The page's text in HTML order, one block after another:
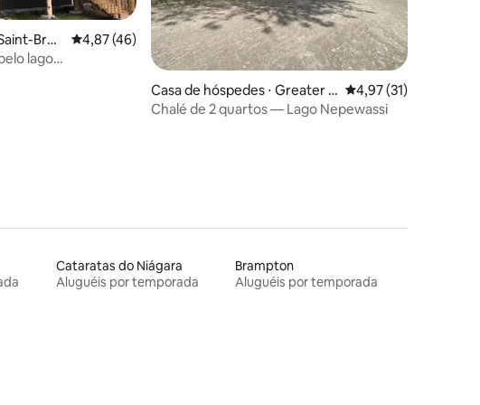
55 avaliações
Brun
4,87 de uma avaliação média de 5, 46 avaliações
4,87 (46)
lago
Casa de hóspedes ⋅ Greater S
udbury
4,97 de uma
4,97 (31)
Chalé de 2 quartos — Lago Nepewassi
Cataratas do Niágara
Aluguéis por temporada
Brampton
Aluguéis por temporada